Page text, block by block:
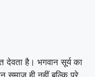
देवता है। भगवान सूर्य का
समाज ही नहीं बल्कि पूरे